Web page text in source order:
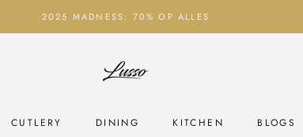
2025 MADNESS: 70% OP ALLES
CUTLERY
DINING
KITCHEN
BLOGS